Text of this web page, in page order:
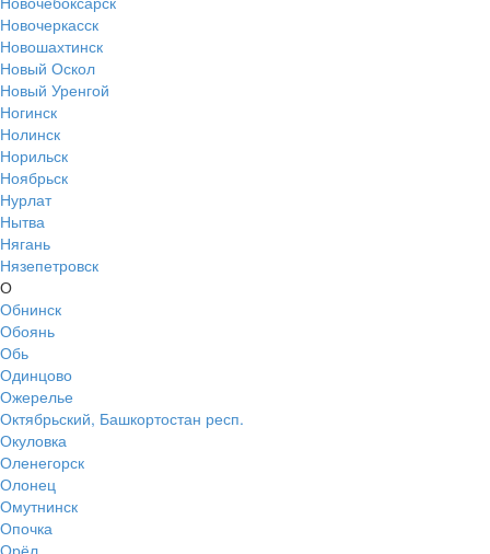
Новочеркасск
Новошахтинск
Новый Оскол
Новый Уренгой
Ногинск
Нолинск
Норильск
Ноябрьск
Нурлат
Нытва
Нягань
Нязепетровск
О
Обнинск
Обоянь
Обь
Одинцово
Ожерелье
Октябрьский, Башкортостан респ.
Окуловка
Оленегорск
Олонец
Омутнинск
Опочка
Орёл